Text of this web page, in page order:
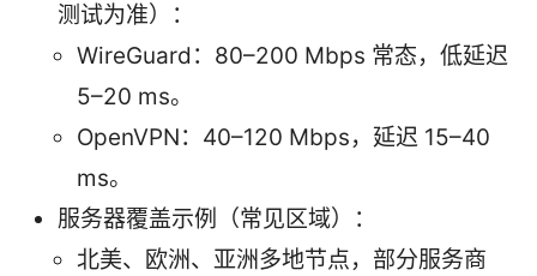
测试为准）：
WireGuard：80–200 Mbps 常态，低延迟
5–20 ms。
OpenVPN：40–120 Mbps，延迟 15–40
ms。
服务器覆盖示例（常见区域）：
北美、欧洲、亚洲多地节点，部分服务商